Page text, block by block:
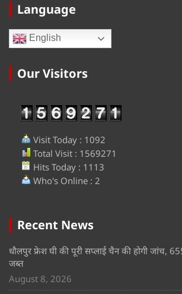
Language
English
Our Visitors
Visit Today : 1092
Total Visit : 1569271
Hits Today : 1113
Who's Online : 2
Recent News
धौलपुर फ्रेश घी की पूरी सप्लाई चैन की होगी जांच,
जब्त
August 8, 2026